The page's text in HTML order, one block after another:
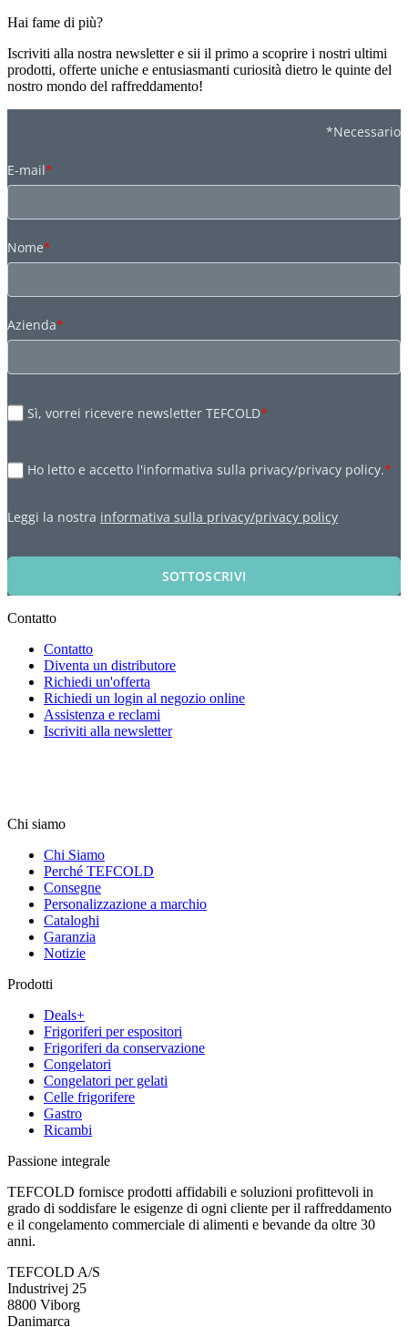
Hai fame di più?
Iscriviti alla nostra newsletter e sii il primo a scoprire i nostri ultimi
prodotti, offerte uniche e entusiasmanti curiosità dietro le quinte del
nostro mondo del raffreddamento!
*Necessario
E-mail*
Nome*
Azienda*
Sì, vorrei ricevere newsletter TEFCOLD*
Ho letto e accetto l'informativa sulla privacy/privacy policy.*
Leggi la nostra informativa sulla privacy/privacy policy
SOTTOSCRIVI
Contatto
Contatto
Diventa un distributore
Richiedi un'offerta
Richiedi un login al negozio online
Assistenza e reclami
Iscriviti alla newsletter
Chi siamo
Chi Siamo
Perché TEFCOLD
Consegne
Personalizzazione a marchio
Cataloghi
Garanzia
Notizie
Prodotti
Deals+
Frigoriferi per espositori
Frigoriferi da conservazione
Congelatori
Congelatori per gelati
Celle frigorifere
Gastro
Ricambi
Passione integrale
TEFCOLD fornisce prodotti affidabili e soluzioni profittevoli in
grado di soddisfare le esigenze di ogni cliente per il raffreddamento
e il congelamento commerciale di alimenti e bevande da oltre 30
anni.
TEFCOLD A/S
Industrivej 25
8800 Viborg
Danimarca